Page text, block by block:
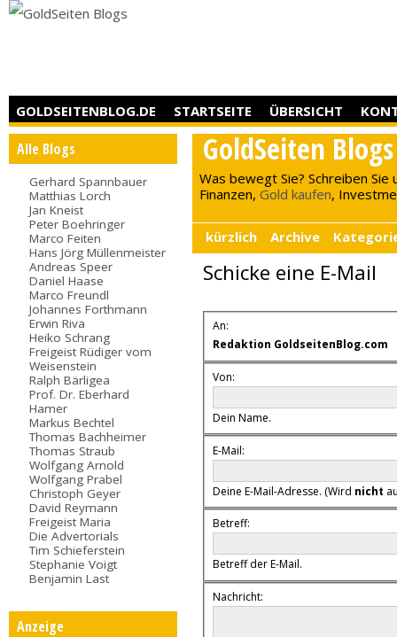
GOLDSEITENBLOG.DE STARTSEITE ÜBERSICHT
Alle Blogs
Gerhard Spannbauer
Matthias Lorch
Jan Kneist
Peter Boehringer
Marco Feiten
Hans Jörg Müllenmeister
Andreas Speer
Daniel Haase
Marco Freundl
Johannes Forthmann
Erwin Riva
Heiko Schrang
Freigeist Rüdiger vom
Weisenstein
Ralph Bärligea
Prof. Dr. Eberhard
Hamer
Markus Bechtel
Thomas Bachheimer
Thomas Straub
Wolfgang Arnold
Wolfgang Prabel
Christoph Geyer
David Reymann
Freigeist Maria
Die Advertorials
Tim Schieferstein
Stephanie Voigt
Benjamin Last
Anzeige
GoldSeiten Blogs
Was bewegt Sie? Schreiben Sie
Finanzen,Gold kaufen,
kürzlich Archive
Schicke eine E-Mail
An:
Redaktion GoldseitenBlog.com
Von:
Dein Name.
E-Mail:
Deine E-Mail-Adresse. (Wird nicht
Betreff:
Betreff der E-Mail.
Nachricht: